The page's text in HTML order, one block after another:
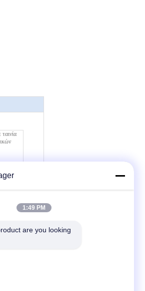
1:49 PM
are you looking